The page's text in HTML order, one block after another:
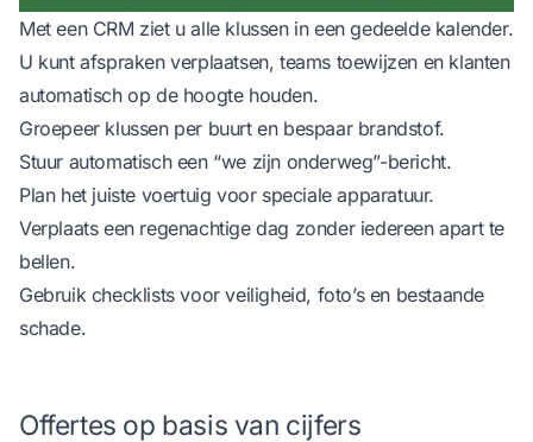
Met een CRM ziet u alle klussen in een gedeelde kalender.
U kunt afspraken verplaatsen, teams toewijzen en klanten
automatisch op de hoogte houden.
Groepeer klussen per buurt en bespaar brandstof.
Stuur automatisch een “we zijn onderweg”-bericht.
Plan het juiste voertuig voor speciale apparatuur.
Verplaats een regenachtige dag zonder iedereen apart te
bellen.
Gebruik checklists voor veiligheid, foto’s en bestaande
schade.
Offertes op basis van cijfers